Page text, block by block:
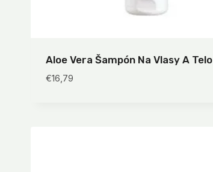
Aloe Vera Šampón Na Vlasy A Telo
€16,79